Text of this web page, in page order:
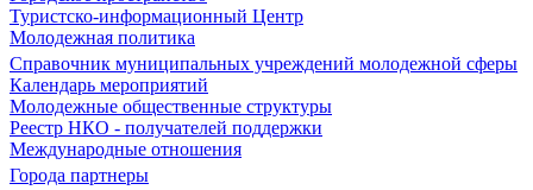
Туристско-информационный Центр
Молодежная политика
Справочник муниципальных учреждений молодежной сферы
Календарь мероприятий
Молодежные общественные структуры
Реестр НКО - получателей поддержки
Международные отношения
Города партнеры